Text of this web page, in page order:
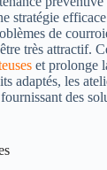
stratégie
de
très attractif.
et prolonge
adaptés, les
des